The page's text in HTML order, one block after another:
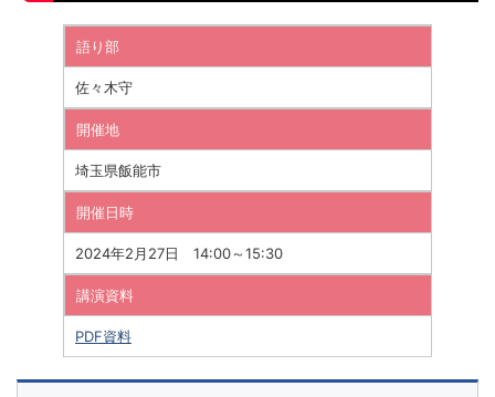
語り部
佐々木守
開催地
埼玉県飯能市
開催日時
2024年2月27日 14:00～15:30
講演資料
PDF資料